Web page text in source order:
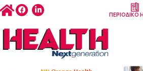
ΠΕΡΙΟΔΙΚΟ